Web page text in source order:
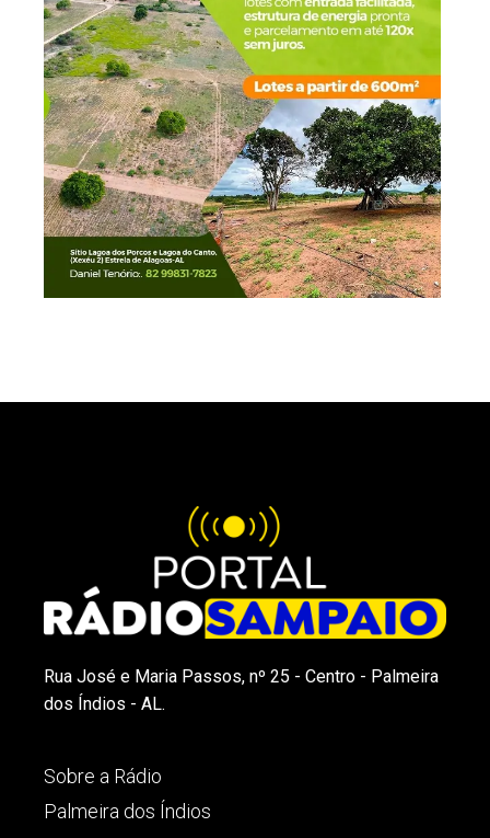
Rua José e Maria Passos, nº 25 - Centro - Palmeira
dos Índios - AL.
Sobre a Rádio
Palmeira dos Índios